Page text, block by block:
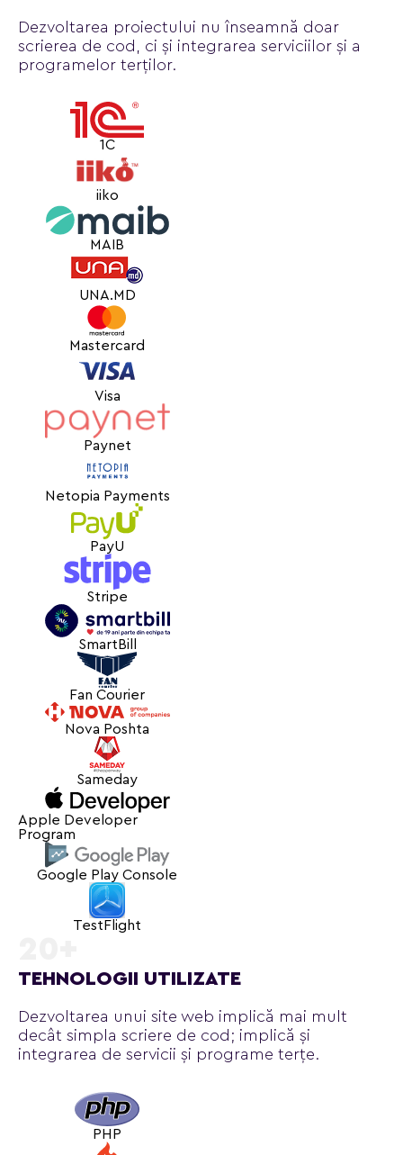
Dezvoltarea proiectului nu înseamnă doar
scrierea de cod, ci și integrarea serviciilor și a
programelor terților.
1C
iiko
MAIB
UNA.MD
Mastercard
Visa
Paynet
Netopia Payments
PayU
Stripe
SmartBill
Fan Courier
Nova Poshta
Sameday
Apple Developer
Program
Google Play Console
TestFlight
TEHNOLOGII UTILIZATE
Dezvoltarea unui site web implică mai mult
decât simpla scriere de cod; implică și
integrarea de servicii și programe terțe.
PHP